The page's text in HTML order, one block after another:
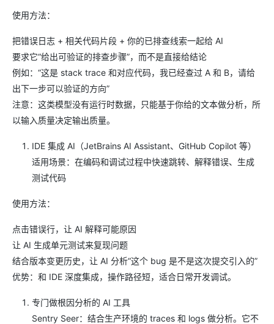
使用方法：
把错误日志 + 相关代码片段 + 你的已排查线索一起给 AI
要求它“给出可验证的排查步骤”，而不是直接给结论
例如：“这是 stack trace 和对应代码，我已经查过 A 和 B，请给
出下一步可以验证的方向”
注意：这类模型没有运行时数据，只能基于你给的文本做分析，所
以输入质量决定输出质量。
IDE 集成 AI（JetBrains AI Assistant、GitHub Copilot 等）
适用场景：在编码和调试过程中快速跳转、解释错误、生成
测试代码
使用方法：
点击错误行，让 AI 解释可能原因
让 AI 生成单元测试来复现问题
结合版本变更历史，让 AI 分析“这个 bug 是不是这次提交引入的”
优势：和 IDE 深度集成，操作路径短，适合日常开发调试。
专门做根因分析的 AI 工具
Sentry Seer：结合生产环境的 traces 和 logs 做分析。它不